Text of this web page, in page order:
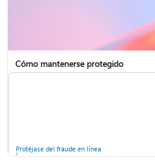
Cómo mantenerse protegido
Protéjase del fraude en línea